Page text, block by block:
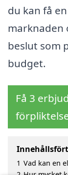
du kan få
marknaden
beslut som
budget.
Få 3
1 Vad kan en